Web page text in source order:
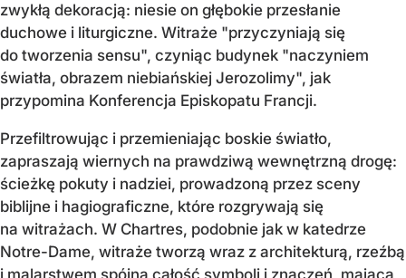
zwykłą dekoracją: niesie on głębokie przesłanie
duchowe i liturgiczne. Witraże "przyczyniają się
do tworzenia sensu", czyniąc budynek "naczyniem
światła, obrazem niebiańskiej Jerozolimy", jak
przypomina Konferencja Episkopatu Francji.
Przefiltrowując i przemieniając boskie światło,
zapraszają wiernych na prawdziwą wewnętrzną drogę:
ścieżkę pokuty i nadziei, prowadzoną przez sceny
biblijne i hagiograficzne, które rozgrywają się
na witrażach. W Chartres, podobnie jak w katedrze
Notre-Dame, witraże tworzą wraz z architekturą, rzeźbą